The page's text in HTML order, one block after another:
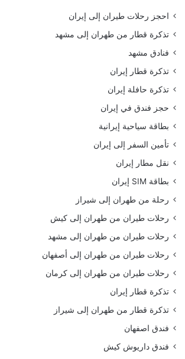
احجز رحلات طيران إلى إيران
تذكرة قطار من طهران إلى مشهد
فنادق مشهد
تذكرة قطار إيران
تذكرة حافلة إيران
حجز فندق في إيران
بطاقة سياحية إيرانية
تأمين السفر إلى إيران
نقل مطار إيران
بطاقة SIM إيران
رحلة من طهران إلى شيراز
رحلات طيران من طهران إلى كيش
رحلات طيران من طهران إلى مشهد
رحلات طيران من طهران إلى أصفهان
رحلات طيران من طهران إلى كرمان
تذكرة قطار إيران
تذكرة قطار من طهران إلى شيراز
فندق اصفهان
فندق داريوش كيش